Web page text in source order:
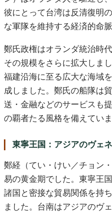
彼にとって台湾は反清復明
な軍隊を維持する経済的命
鄭氏政権はオランダ統治時
その規模をさらに拡大しま
福建沿海に至る広大な海域
成しました。鄭氏の船隊は
送・金融などのサービスも
の覇者たる風格を備えていま
東寧王国：アジアのヴェ
鄭経（てい・けい／チョン
易の黄金期でした。東寧王
諸国と密接な貿易関係を持
ました。台南はアジアのヴ